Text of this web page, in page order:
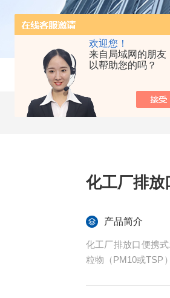
欢迎您！
来自局域网的朋友
以帮助您的吗？
当前位置：
化工厂排放
产品简介
化工厂排放口便携
粒物（PM10或TSP